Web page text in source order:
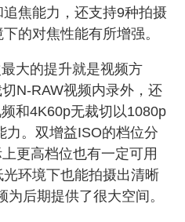
焦能力，还支持9种拍摄
的对焦性能有所增强。
大的提升就是视频方
N-RAW视频内录外，还
和4K60p无裁切以1080p
力。双增益ISO的档位分
更高档位也有一定可用
环境下也能拍摄出清晰
后期提供了很大空间。